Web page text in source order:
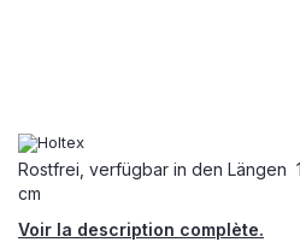
Rostfrei, verfügbar in den Längen
cm
Voir la description complète.